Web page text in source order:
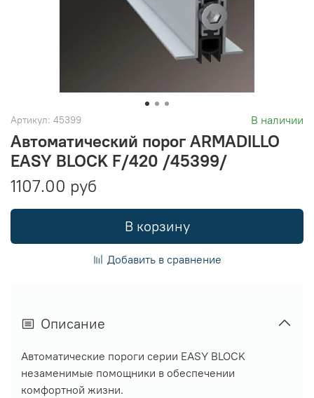
Артикул: 45399 В наличии
Автоматический порог ARMADILLO
EASY BLOCK F/420 /45399/
1107.00 руб
В корзину
Добавить в сравнение
Описание
Автоматические пороги серии EASY BLOCK
незаменимые помощники в обеспечении
комфортной жизни.